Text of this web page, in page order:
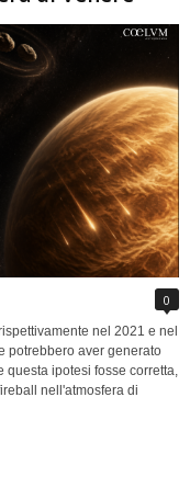
0
nel 2021 e nel
potrebbero aver generato
questa ipotesi fosse corretta,
nell'atmosfera di